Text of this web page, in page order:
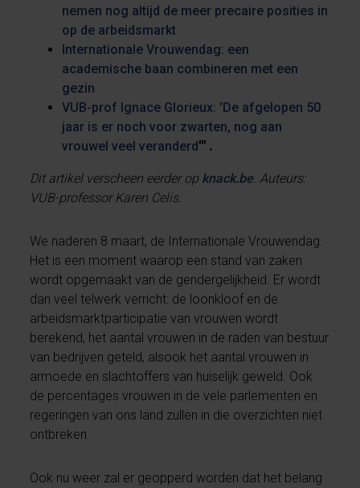
nemen nog altijd de meer precaire posities in
op de arbeidsmarkt
Internationale Vrouwendag: een
academische baan combineren met een
gezin
VUB-prof Ignace Glorieux: 'De afgelopen 50
jaar is er noch voor zwarten, nog aan
vrouwel veel veranderd'" .
Dit artikel verscheen eerder op knack.be . Auteurs:
VUB-professor Karen Celis.
We naderen 8 maart, de Internationale Vrouwendag.
Het is een moment waarop een stand van zaken
wordt opgemaakt van de gendergelijkheid. Er wordt
dan veel telwerk verricht: de loonkloof en de
arbeidsmarktparticipatie van vrouwen wordt
berekend, het aantal vrouwen in de raden van bestuur
van bedrijven geteld, alsook het aantal vrouwen in
armoede en slachtoffers van huiselijk geweld. Ook
de percentages vrouwen in de vele parlementen en
regeringen van ons land zullen in die overzichten niet
ontbreken.
Ook nu weer zal er geopperd worden dat het belang